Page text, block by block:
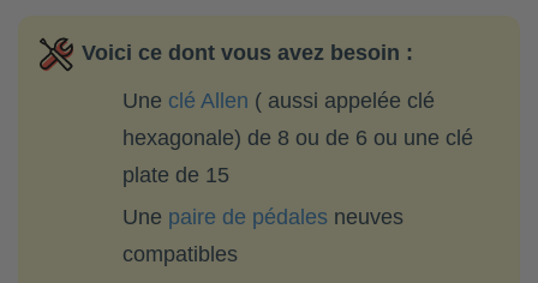
Voici ce dont vous avez besoin :
Une clé Allen ( aussi appelée clé
hexagonale) de 8 ou de 6 ou une clé
plate de 15
Une paire de pédales neuves
compatibles